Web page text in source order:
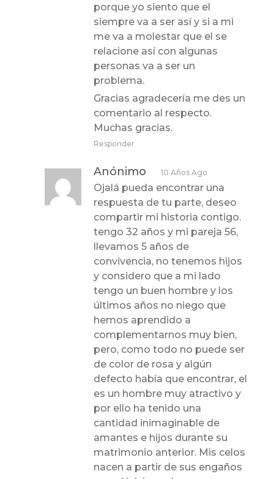
porque yo siento que el
siempre va a ser así y si a mi
me va a molestar que el se
relacione así con algunas
personas va a ser un
problema.
Gracias agradecería me des un
comentario al respecto.
Muchas gracias.
Responder
Anónimo 10 Años Ago
Ojalá pueda encontrar una
respuesta de tu parte, deseo
compartir mi historia contigo.
tengo 32 años y mi pareja 56,
llevamos 5 años de
convivencia, no tenemos hijos
y considero que a mi lado
tengo un buen hombre y los
últimos años no niego que
hemos aprendido a
complementarnos muy bien,
pero, como todo no puede ser
de color de rosa y algún
defecto había que encontrar, el
es un hombre muy atractivo y
por ello ha tenido una
cantidad inimaginable de
amantes e hijos durante su
matrimonio anterior. Mis celos
nacen a partir de sus engaños